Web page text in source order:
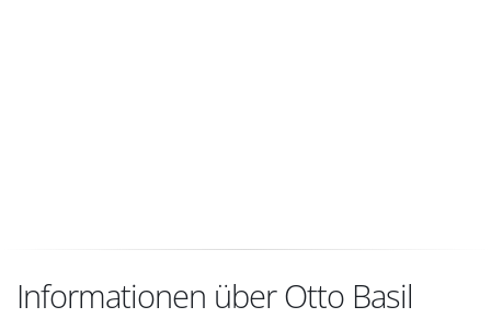
Informationen über Otto Basil